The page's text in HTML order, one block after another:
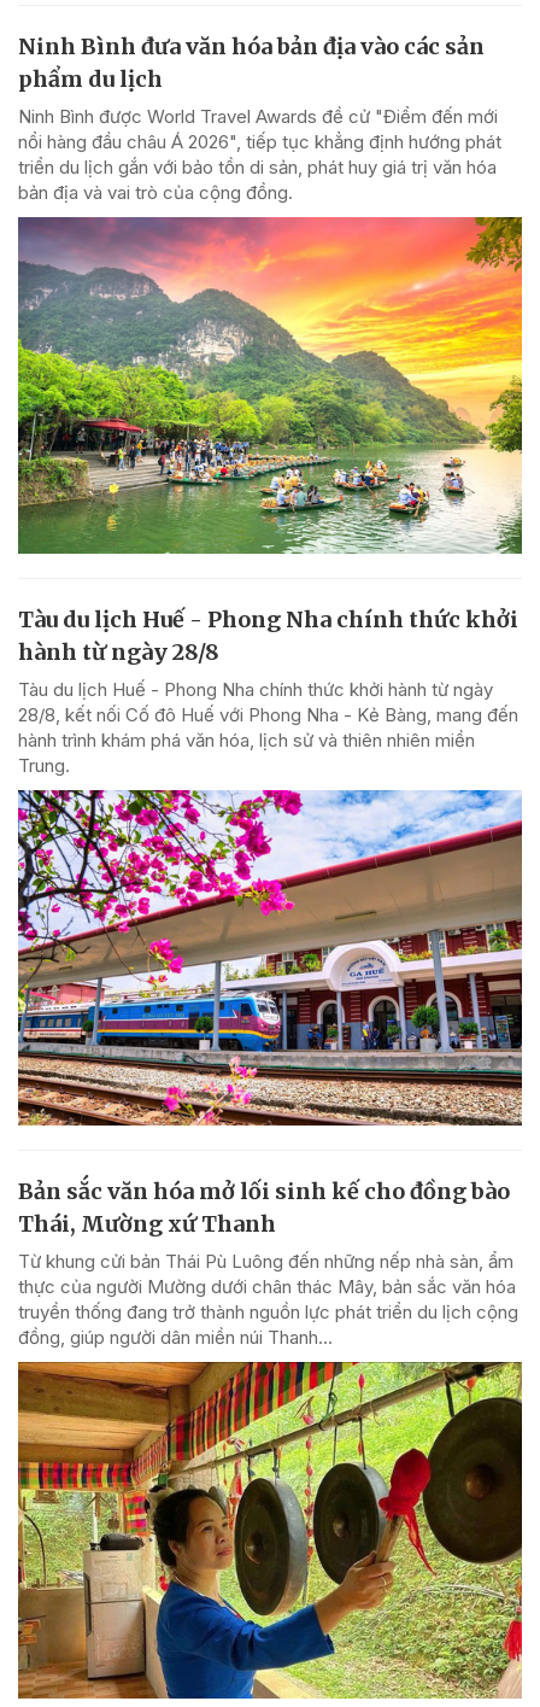
Ninh Bình đưa văn hóa bản địa vào các sản
phẩm du lịch
Ninh Bình được World Travel Awards đề cử "Điểm đến mới
nổi hàng đầu châu Á 2026", tiếp tục khẳng định hướng phát
triển du lịch gắn với bảo tồn di sản, phát huy giá trị văn hóa
bản địa và vai trò của cộng đồng.
Tàu du lịch Huế - Phong Nha chính thức khởi
hành từ ngày 28/8
Tàu du lịch Huế - Phong Nha chính thức khởi hành từ ngày
28/8, kết nối Cố đô Huế với Phong Nha - Kẻ Bàng, mang đến
hành trình khám phá văn hóa, lịch sử và thiên nhiên miền
Trung.
Bản sắc văn hóa mở lối sinh kế cho đồng bào
Thái, Mường xứ Thanh
Từ khung cửi bản Thái Pù Luông đến những nếp nhà sàn, ẩm
thực của người Mường dưới chân thác Mây, bản sắc văn hóa
truyền thống đang trở thành nguồn lực phát triển du lịch cộng
đồng, giúp người dân miền núi Thanh...